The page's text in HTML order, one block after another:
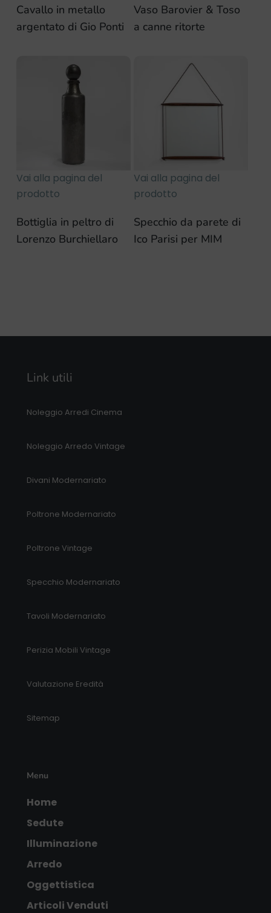
Cavallo in metallo
argentato di Gio Ponti
Vaso Barovier & Toso
a canne ritorte
Vai alla pagina del
prodotto
Bottiglia in peltro di
Lorenzo Burchiellaro
Vai alla pagina del
prodotto
Specchio da parete di
Ico Parisi per MIM
Link utili
Noleggio Arredi Cinema
Noleggio Arredo Vintage
Divani Modernariato
Poltrone Modernariato
Poltrone Vintage
Specchio Modernariato
Tavoli Modernariato
Perizia Mobili Vintage
Valutazione Eredità
Sitemap
Menu
Home
Sedute
Illuminazione
Arredo
Oggettistica
Articoli Venduti